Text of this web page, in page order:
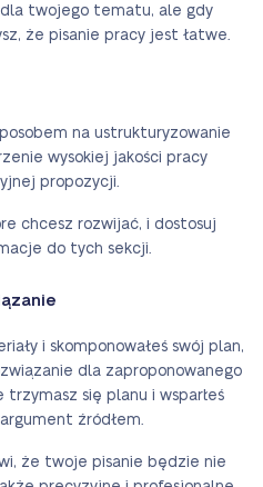
dla twojego tematu, ale gdy
że pisanie pracy jest łatwe.
na ustrukturyzowanie
wysokiej jakości pracy
propozycji.
chcesz rozwijać, i dostosuj
do tych sekcji.
i skomponowałeś swój plan,
dla zaproponowanego
się planu i wsparłeś
źródłem.
że twoje pisanie będzie nie